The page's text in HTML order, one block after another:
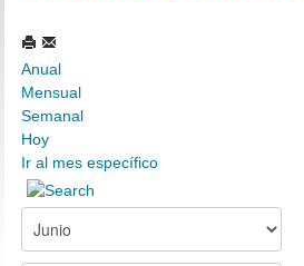
Anual
Mensual
Semanal
Hoy
Ir al mes específico